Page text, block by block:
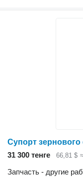
31 300 тенге 66,81 $
Запчасть - другие